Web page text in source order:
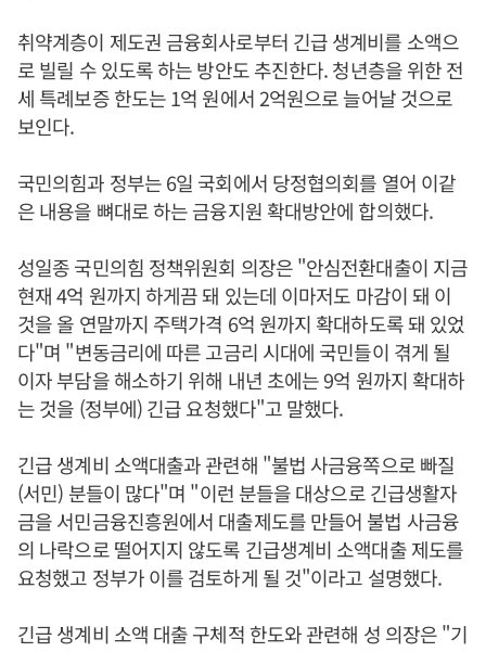
취약계층이 제도권 금융회사로부터 긴급 생계비를 소액으
로 빌릴 수 있도록 하는 방안도 추진한다. 청년층을 위한 전
세 특례보증 한도는 1억 원에서 2억원으로 늘어날 것으로
보인다.
국민의힘과 정부는 6일 국회에서 당정협의회를 열어 이같
은 내용을 뼈대로 하는 금융지원 확대방안에 합의했다.
성일종 국민의힘 정책위원회 의장은 "안심전환대출이 지금
현재 4억 원까지 하게끔 돼 있는데 이마저도 마감이 돼 이
것을 올 연말까지 주택가격 6억 원까지 확대하도록 돼 있었
다"며 "변동금리에 따른 고금리 시대에 국민들이 겪게 될
이자 부담을 해소하기 위해 내년 초에는 9억 원까지 확대하
는 것을 (정부에) 긴급 요청했다"고 말했다.
긴급 생계비 소액대출과 관련해 "불법 사금융쪽으로 빠질
(서민) 분들이 많다"며 "이런 분들을 대상으로 긴급생활자
금을 서민금융진흥원에서 대출제도를 만들어 불법 사금융
의 나락으로 떨어지지 않도록 긴급생계비 소액대출 제도를
요청했고 정부가 이를 검토하게 될 것"이라고 설명했다.
긴급 생계비 소액 대출 구체적 한도와 관련해 성 의장은 "기